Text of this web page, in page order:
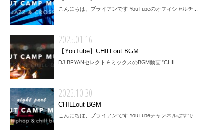
こんにちは、ブライアンです YouTubeのオフィシャルチ...
2025.01.16
【YouTube】CHILLout BGM
DJ.BRYANセレクト＆ミックスのBGM動画 ”CHIL...
2023.10.30
CHILLout BGM
こんにちは、ブライアンです YouTubeチャンネルはすで...